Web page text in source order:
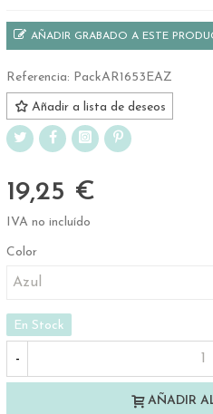
AÑADIR GRABADO A ESTE
Referencia: PackAR1653EAZ
Añadir a lista de deseos
19,25 €
IVA no incluído
Color
En Stock
-
AÑADIR